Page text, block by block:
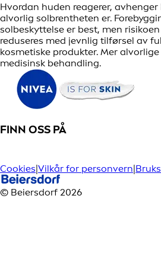
Hvordan huden reagerer,
alvorlig solbrentheten er.
solbeskyttelse er best, men
reduseres med jevnlig tilførsel av
kosmetiske produkter. Mer
medisinsk behandling.
FINN OSS PÅ
Cookies Vilkår for personvern
© Beiersdorf 2026